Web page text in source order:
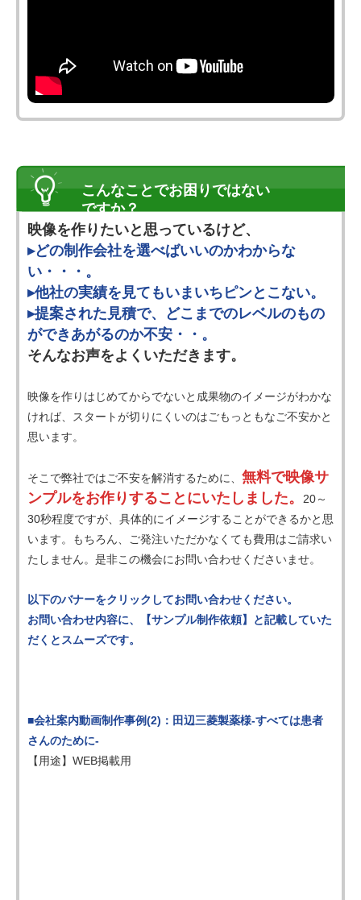
こんなことでお困りではない
ですか？
映像を作りたいと思っているけど、
▸どの制作会社を選べばいいのかわからな
い・・・。
▸他社の実績を見てもいまいちピンとこない。
▸提案された見積で、どこまでのレベルのもの
ができあがるのか不安・・。
そんなお声をよくいただきます。
映像を作りはじめてからでないと成果物のイメージがわかな
ければ、スタートが切りにくいのはごもっともなご不安かと
思います。
そこで弊社ではご不安を解消するために、 無料で映像サ
ンプルをお作りすることにいたしました。
20～
30秒程度ですが、具体的にイメージすることができるかと思
います。もちろん、ご発注いただかなくても費用はご請求い
たしません。是非この機会にお問い合わせくださいませ。
以下のバナーをクリックしてお問い合わせください。
お問い合わせ内容に、【サンプル制作依頼】と記載していた
だくとスムーズです。
■会社案内動画制作事例(2)：田辺三菱製薬様-すべては患者
さんのために-
【用途】WEB掲載用